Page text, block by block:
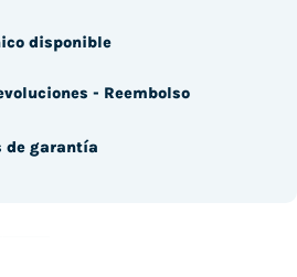
disponible
- Reembolso
de garantía